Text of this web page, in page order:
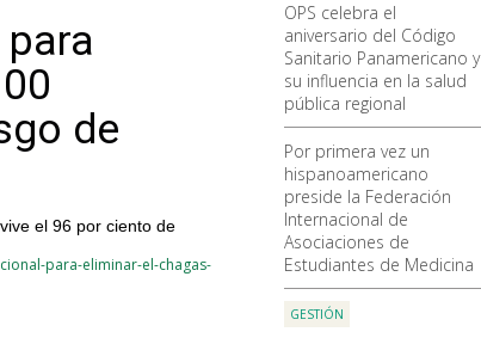
OPS celebra el
aniversario del Código
Sanitario Panamericano y
su influencia en la salud
pública regional
Por primera vez un
hispanoamericano
preside la Federación
Internacional de
Asociaciones de
Estudiantes de Medicina
GESTIÓN
de
el 96 por ciento de
para-eliminar-el-chagas-